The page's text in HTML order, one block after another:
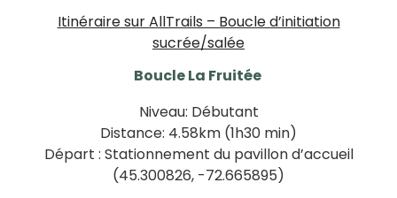
Itinéraire sur AllTrails – Boucle d’initiation
sucrée/salée
Boucle La Fruitée
Niveau: Débutant
Distance: 4.58km (1h30 min)
Départ : Stationnement du pavillon d’accueil
(45.300826, -72.665895)